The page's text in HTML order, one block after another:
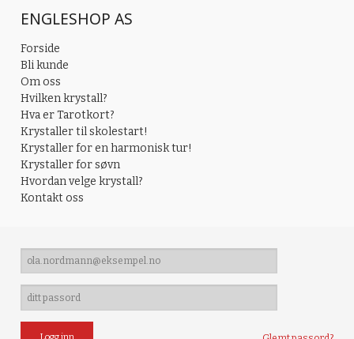
ENGLESHOP AS
Forside
Bli kunde
Om oss
Hvilken krystall?
Hva er Tarotkort?
Krystaller til skolestart!
Krystaller for en harmonisk tur!
Krystaller for søvn
Hvordan velge krystall?
Kontakt oss